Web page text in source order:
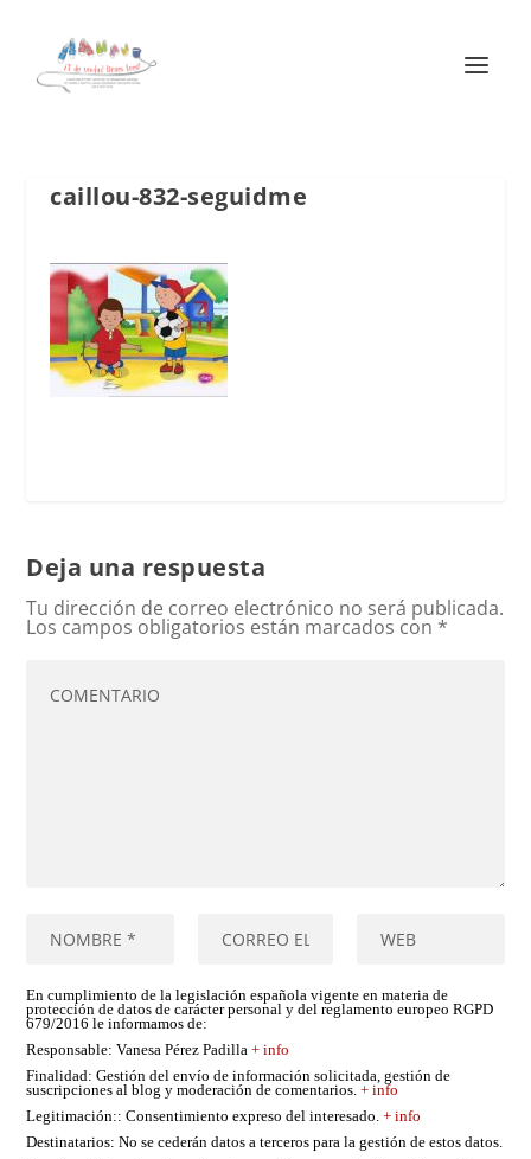
caillou-832-seguidme
Deja una respuesta
Tu dirección de correo electrónico no será publicada.
Los campos obligatorios están marcados con *
En cumplimiento de la legislación española vigente en materia de
protección de datos de carácter personal y del reglamento europeo RGPD
679/2016 le informamos de:
Responsable: Vanesa Pérez Padilla+ info
Finalidad: Gestión del envío de información solicitada, gestión de
suscripciones al blog y moderación de comentarios.+ info
Legitimación:: Consentimiento expreso del interesado.+ info
Destinatarios: No se cederán datos a terceros para la gestión de estos datos.